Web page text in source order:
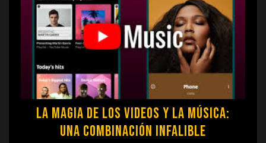
La Magia de los Videos y la Música:
Una Combinación Infalible